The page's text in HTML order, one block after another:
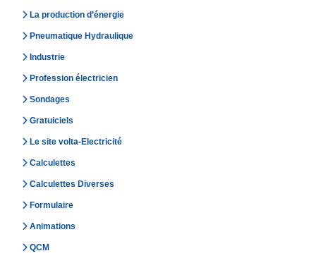
La production d’énergie
Pneumatique Hydraulique
Industrie
Profession électricien
Sondages
Gratuiciels
Le site volta-Electricité
Calculettes
Calculettes Diverses
Formulaire
Animations
QCM